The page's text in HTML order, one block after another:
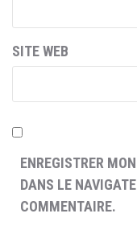
SITE WEB
ENREGISTRER
DANS LE
COMMENTAIRE.